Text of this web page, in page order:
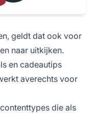
geldt dat ook voor
naar uitkijken.
en cadeautips
averechts voor
die als